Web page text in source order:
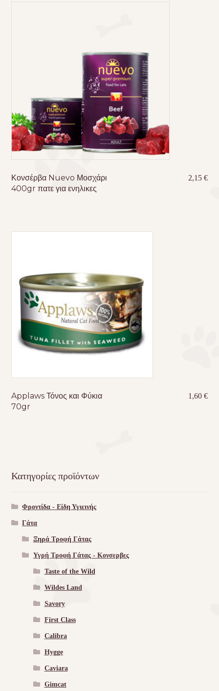
Κονσέρβα Nuevo Μοσχάρι
400gr πατε για ενηλικες
2,15€
Applaws Τόνος και Φύκια
70gr
1,60€
Κατηγορίες προϊόντων
Φροντίδα - Είδη Υγιεινής
Γάτα
Ξηρά Τροφή Γάτας
Υγρή Τροφή Γάτας - Kονσερβες
Taste of the Wild
Wildes Land
Savory
First Class
Calibra
Hygge
Caviara
Gimcat